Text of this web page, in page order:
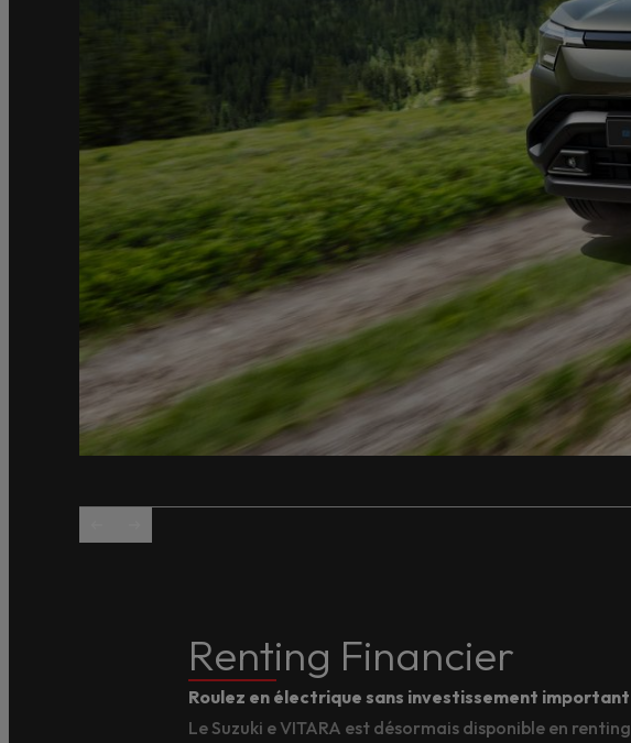
Renting Financier
Roulez en électrique sans investissement important
Le Suzuki e VITARA est désormais disponible en renting